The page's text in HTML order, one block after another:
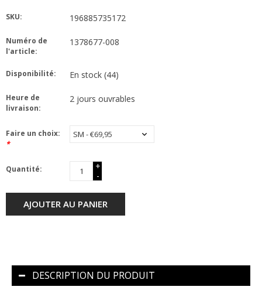
SKU: 196885735172
Numéro de
l'article:
1378677-008
Disponibilité: En stock (44)
Heure de
livraison:
2 jours ouvrables
Faire un choix:
*
Quantité:
+
-
AJOUTER AU PANIER
DESCRIPTION DU PRODUIT